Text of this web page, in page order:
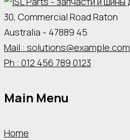
30, Commercial Road Raton
Australia - 47889 45
Mail : solutions@example.com
Ph : 012 456 789 0123
Main Menu
Home